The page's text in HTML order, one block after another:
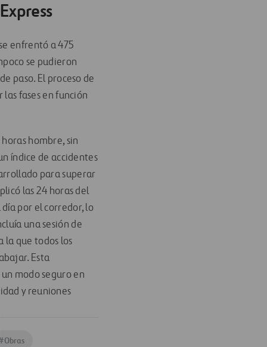
enfrentó a 475
se pudieron
paso. El proceso de
fases en función
hombre, sin
índice de accidentes
para superar
las 24 horas del
por el corredor, lo
una sesión de
la que todos los
Esta
modo seguro en
y reuniones
Obras